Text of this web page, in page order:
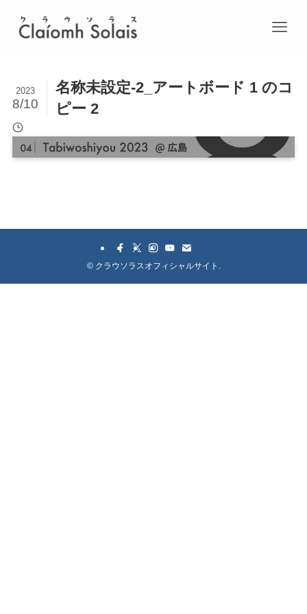
名称未設定-2_アートボード 1 のコ
ピー 2
2023
8/10
©クラウソラスオフィシャルサイト.